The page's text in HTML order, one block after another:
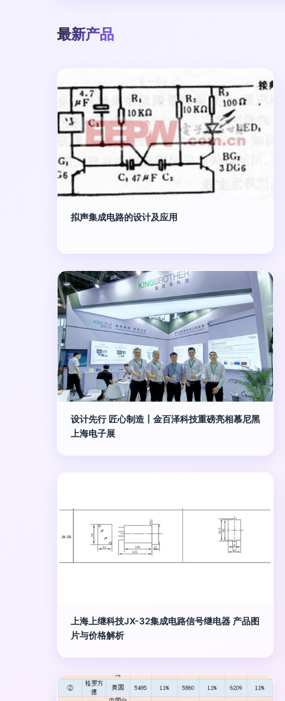
最新产品
拟声集成电路的设计及应用
设计先行 匠心制造丨金百泽科技重磅亮相慕尼黑
上海电子展
上海上继科技JX-32集成电路信号继电器 产品图
片与价格解析